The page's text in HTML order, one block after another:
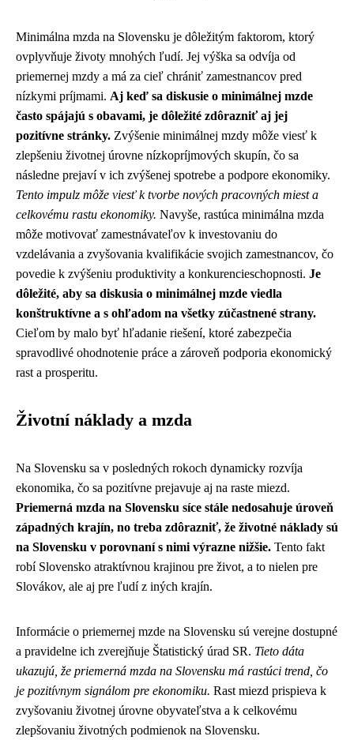
Minimálna mzda na Slovensku je dôležitým faktorom, ktorý
ovplyvňuje životy mnohých ľudí. Jej výška sa odvíja od
priemernej mzdy a má za cieľ chrániť zamestnancov pred
nízkymi príjmami. Aj keď sa diskusie o minimálnej mzde
často spájajú s obavami, je dôležité zdôrazniť aj jej
pozitívne stránky. Zvýšenie minimálnej mzdy môže viesť k
zlepšeniu životnej úrovne nízkopríjmových skupín, čo sa
následne prejaví v ich zvýšenej spotrebe a podpore ekonomiky.
Tento impulz môže viesť k tvorbe nových pracovných miest a
celkovému rastu ekonomiky. Navyše, rastúca minimálna mzda
môže motivovať zamestnávateľov k investovaniu do
vzdelávania a zvyšovania kvalifikácie svojich zamestnancov, čo
povedie k zvýšeniu produktivity a konkurencieschopnosti. Je
dôležité, aby sa diskusia o minimálnej mzde viedla
konštruktívne a s ohľadom na všetky zúčastnené strany.
Cieľom by malo byť hľadanie riešení, ktoré zabezpečia
spravodlivé ohodnotenie práce a zároveň podporia ekonomický
rast a prosperitu.
Životní náklady a mzda
Na Slovensku sa v posledných rokoch dynamicky rozvíja
ekonomika, čo sa pozitívne prejavuje aj na raste miezd.
Priemerná mzda na Slovensku síce stále nedosahuje úroveň
západných krajín, no treba zdôrazniť, že životné náklady sú
na Slovensku v porovnaní s nimi výrazne nižšie. Tento fakt
robí Slovensko atraktívnou krajinou pre život, a to nielen pre
Slovákov, ale aj pre ľudí z iných krajín.
Informácie o priemernej mzde na Slovensku sú verejne dostupné
a pravidelne ich zverejňuje Štatistický úrad SR. Tieto dáta
ukazujú, že priemerná mzda na Slovensku má rastúci trend, čo
je pozitívnym signálom pre ekonomiku. Rast miezd prispieva k
zvyšovaniu životnej úrovne obyvateľstva a k celkovému
zlepšovaniu životných podmienok na Slovensku.